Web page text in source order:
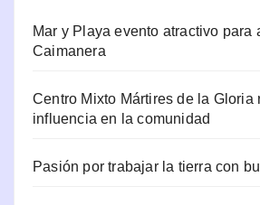
Mar y Playa evento atractivo para
Caimanera
Centro Mixto Mártires de la Gloria
influencia en la comunidad
Pasión por trabajar la tierra con